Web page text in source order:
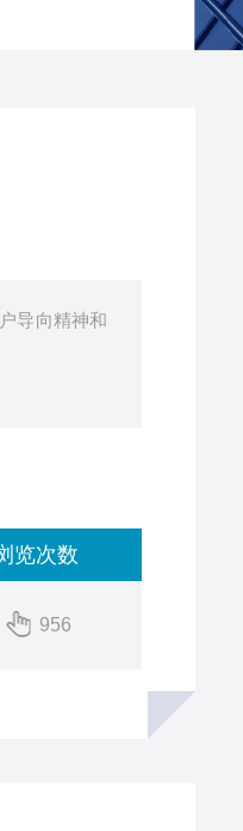
导向精神和
览次数
956